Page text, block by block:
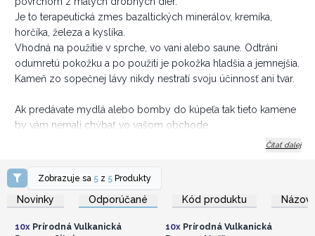
Je to terapeutická zmes bazaltických minerálov, kremíka,
horčíka, železa a kyslíka.
Vhodná na použitie v sprche, vo vani alebo saune. Odtráni
odumretú pokožku a po použití je pokožka hladšia a jemnejšia.
Kameň zo sopečnej lávy nikdy nestratí svoju účinnosť ani tvar.
Ak predávate mydlá alebo bomby do kúpeľa tak tieto kamene
by vám nemali chýbať vo vašom obchode.
Čítať ďalej
Zobrazuje sa 5 z 5 Produkty
Novinky Odporúčané Kód produktu Názov
Prihláste sa alebo
zaregistrujte sa pre
veľkoobchodné ceny
10xPrírodná Vulkanická
zaregistrujte sa pre
veľkoobchodné ceny
10xPrírodná Vulkanická